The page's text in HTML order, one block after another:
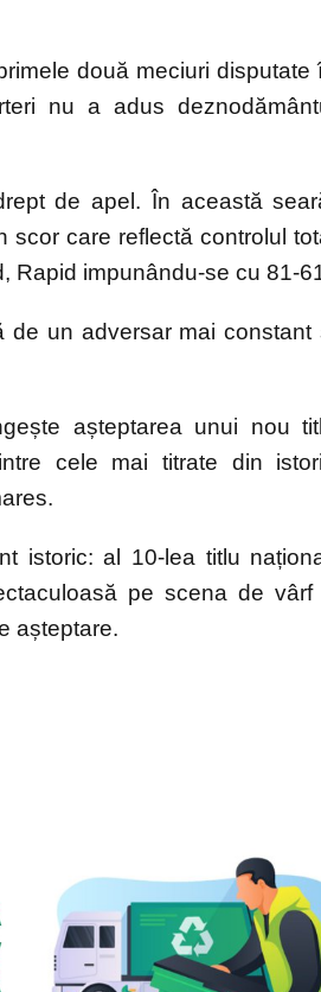
două meciuri disputate
nu a adus
de apel. În această
scor care reflectă controlul
Rapid impunându-se cu 81-
de un adversar mai constant
așteptarea unui nou
cele mai titrate din
istoric: al 10-lea titlu
pe scena de vârf
așteptare.